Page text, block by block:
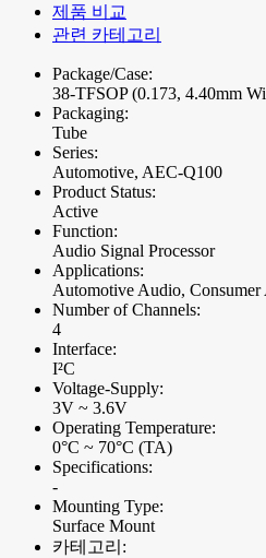
제품 비교
관련 카테고리
Package/Case:
38-TFSOP (0.173, 4.40mm
Packaging:
Tube
Series:
Automotive, AEC-Q100
Product Status:
Active
Function:
Audio Signal Processor
Applications:
Automotive Audio, Consumer
Number of Channels:
4
Interface:
I²C
Voltage-Supply:
3V ~ 3.6V
Operating Temperature:
0°C ~ 70°C (TA)
Specifications:
-
Mounting Type:
Surface Mount
카테고리: